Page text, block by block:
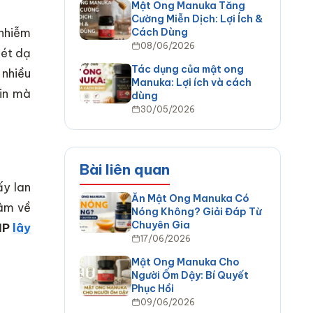
dạ
mà
lan
về
lây
Mật Ong Manuka Tăng
Cường Miễn Dịch: Lợi Ích &
Cách Dùng
08/06/2026
Tác dụng của mật ong
Manuka: Lợi ích và cách
dùng
30/05/2026
Bài liên quan
Ăn Mật Ong Manuka Có
Nóng Không? Giải Đáp Từ
Chuyên Gia
17/06/2026
Mật Ong Manuka Cho
Người Ốm Dậy: Bí Quyết
Phục Hồi
09/06/2026